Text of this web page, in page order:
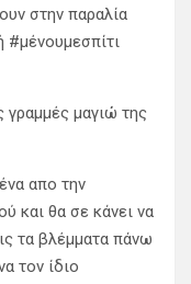
στην παραλία
#μένουμεσπίτι
γραμμές μαγιώ της
απο την
και θα σε κάνει να
τα βλέμματα πάνω
τον ίδιο